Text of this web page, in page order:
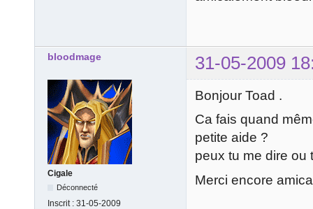
bloodmage 31-05-2009
Cigale
Déconnecté
Inscrit : 31-05-2009
Bonjour Toad .
Ca fais quand
petite aide ?
peux tu me dire ou
Merci encore